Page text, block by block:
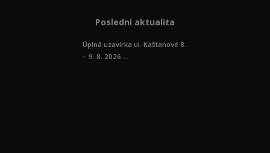
Poslední aktualita
Úplná uzavírka ul. Kaštanové 8.
– 9. 8. 2026 ...